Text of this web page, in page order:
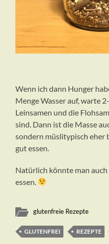
Wenn ich dann Hunger
Menge Wasser auf, warte
Leinsamen und die
sind. Dann ist die Masse
sondern müslitypisch eher
gut essen.
Natürlich könnte man auch
essen.
glutenfreie Rezepte
GLUTENFREI REZEPTE